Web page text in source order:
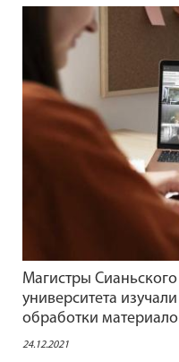
Магистры
университета
обработки
24.12.2021